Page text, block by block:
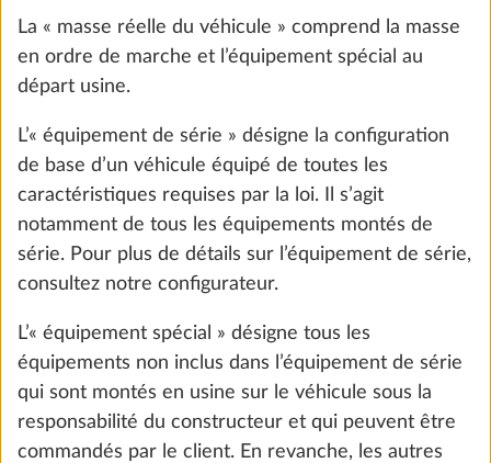
escamotable
64,0 kg
2 265 €
Ajouter
La « masse réelle du véhicule » comprend la masse
en ordre de marche et l’équipement spécial au
départ usine.
L’« équipement de série » désigne la configuration
de base d’un véhicule équipé de toutes les
caractéristiques requises par la loi. Il s’agit
notamment de tous les équipements montés de
série. Pour plus de détails sur l’équipement de série,
consultez notre configurateur.
L’« équipement spécial » désigne tous les
équipements non inclus dans l’équipement de série
qui sont montés en usine sur le véhicule sous la
responsabilité du constructeur et qui peuvent être
commandés par le client. En revanche, les autres